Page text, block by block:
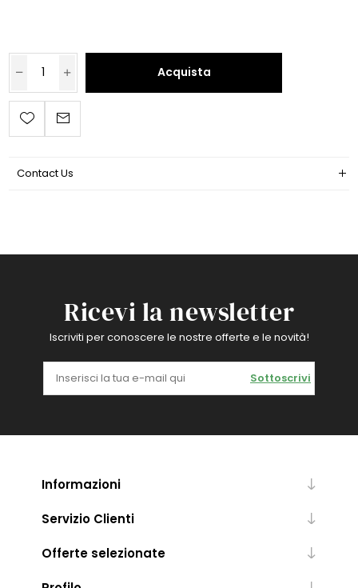
Acquista
Contact Us
Ricevi la newsletter
Iscriviti per conoscere le nostre offerte e le novità!
Sottoscrivi
Informazioni
Servizio Clienti
Offerte selezionate